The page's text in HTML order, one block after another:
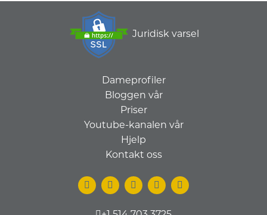
Juridisk varsel
Dameprofiler
Bloggen vår
Priser
Youtube-kanalen vår
Hjelp
Kontakt oss